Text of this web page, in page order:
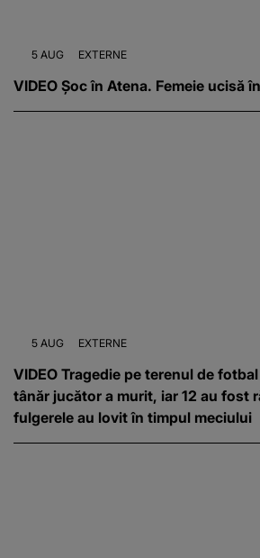
5 AUG EXTERNE
VIDEO Șoc în Atena. Femeie ucisă
5 AUG EXTERNE
VIDEO Tragedie pe terenul de
tânăr jucător a murit, iar 12 au fost
fulgerele au lovit în timpul meciului